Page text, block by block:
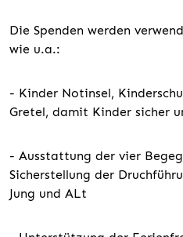
Die Spenden werden
wie u.a.:
- Kinder Notinsel,
Gretel, damit Kinder sicher
- Ausstattung der vier
Sicherstellung der
Jung und ALt